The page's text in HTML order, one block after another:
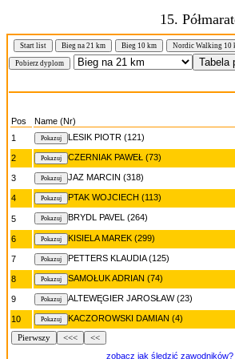
15.
Start list Bieg na 21 km Bieg 10 km Nordic Walking 10
Pos Name (Nr)
1
LESIK PIOTR (121)
2 CZERNIAK PAWEŁ (73)
3 JAZ MARCIN (318)
4 PTAK WOJCIECH (113)
5 BRYDL PAVEL (264)
6 KISIELA MAREK (299)
7 PETTERS KLAUDIA (125)
8 SAMOŁUK ADRIAN (74)
9 ALTEWĘGIER JAROSŁAW (23)
10 KACZOROWSKI DAMIAN (4)
Pierwszy <<< <<
zobacz jak śledzić zawodników?